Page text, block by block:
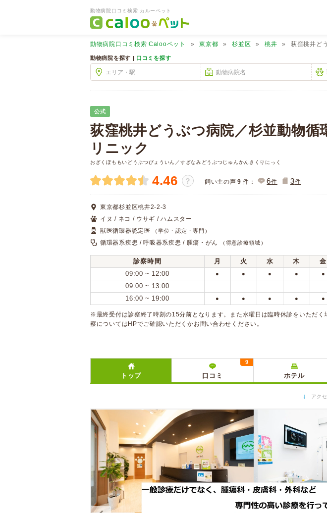
動物病院口コミ検索 カルーペット
動物病院口コミ検索 Calooペット 東京都 杉並区 桃井 荻窪桃井ど
動物病院を探す | 口コミを探す
公式
荻窪桃井どうぶつ病院／杉並動物循
リニック
おぎくぼももいどうぶつびょういん／すぎなみどうぶつじゅんかんきくりにっく
4.46 ？ 飼い主の声 9 件： 6件 3件
東京都杉並区桃井2-2-3
イヌ / ネコ / ウサギ / ハムスター
獣医循環器認定医
（学位・認定・専門）
循環器系疾患 / 呼吸器系疾患 / 腫瘍・がん （得意診療領域）
診察時間 月 火 水 木 金
09:00 ~ 12:00
● ● ● ● ●
09:00 ~ 13:00
16:00 ~ 19:00 ● ● ● ● ●
※最終受付は診察終了時刻の15分前となります。また水曜日は臨時休診をいただく
察についてはHPでご確認いただくかお問い合わせください。
トップ 口コミ
9
ホテル
↓ アク